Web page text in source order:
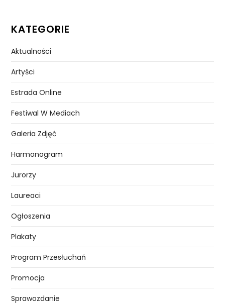
KATEGORIE
Aktualności
Artyści
Estrada Online
Festiwal W Mediach
Galeria Zdjęć
Harmonogram
Jurorzy
Laureaci
Ogłoszenia
Plakaty
Program Przesłuchań
Promocja
Sprawozdanie